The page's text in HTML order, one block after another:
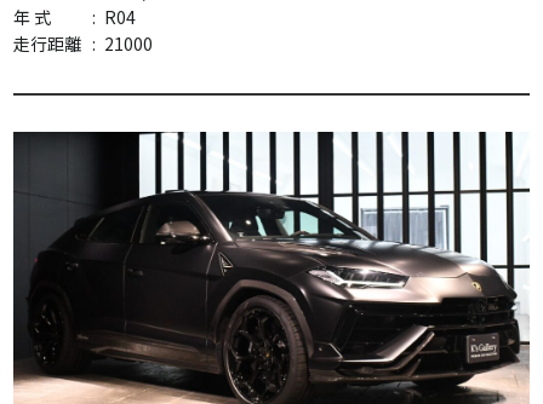
年 式
: R04
走行距離 : 21000